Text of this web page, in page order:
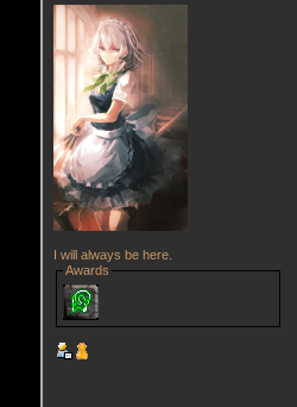
I will always be here.
Awards